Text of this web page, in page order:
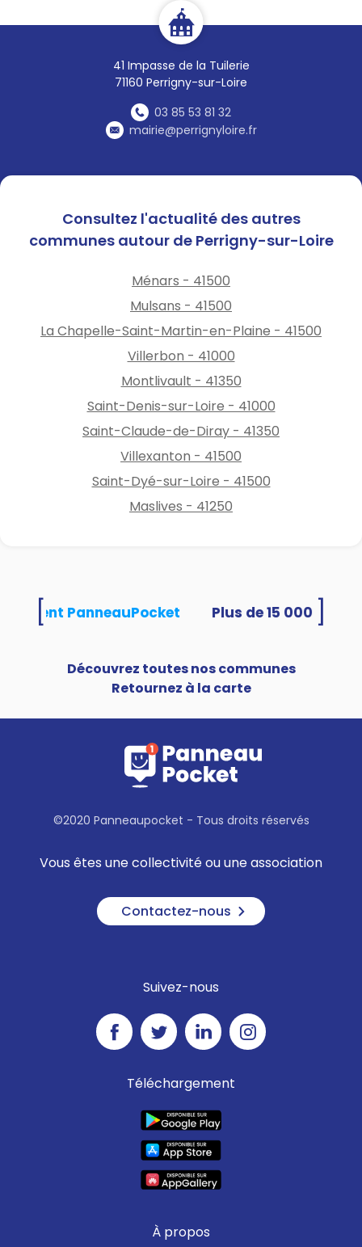
41 Impasse de la Tuilerie
71160 Perrigny-sur-Loire
03 85 53 81 32
mairie@perrignyloire.fr
Consultez l'actualité des autres
communes autour de Perrigny-sur-Loire
Ménars - 41500
Mulsans - 41500
La Chapelle-Saint-Martin-en-Plaine - 41500
Villerbon - 41000
Montlivault - 41350
Saint-Denis-sur-Loire - 41000
Saint-Claude-de-Diray - 41350
Villexanton - 41500
Saint-Dyé-sur-Loire - 41500
Maslives - 41250
PanneauPocket
Découvrez toutes nos communes
Retournez à la carte
©2020 Panneaupocket - Tous droits réservés
Vous êtes une collectivité ou une association
Contactez-nous
Suivez-nous
Téléchargement
À propos